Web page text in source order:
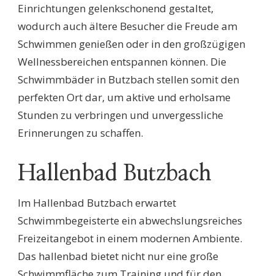
Einrichtungen gelenkschonend gestaltet,
wodurch auch ältere Besucher die Freude am
Schwimmen genießen oder in den großzügigen
Wellnessbereichen entspannen können. Die
Schwimmbäder in Butzbach stellen somit den
perfekten Ort dar, um aktive und erholsame
Stunden zu verbringen und unvergessliche
Erinnerungen zu schaffen.
Hallenbad Butzbach
Im Hallenbad Butzbach erwartet
Schwimmbegeisterte ein abwechslungsreiches
Freizeitangebot in einem modernen Ambiente.
Das hallenbad bietet nicht nur eine große